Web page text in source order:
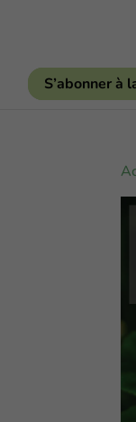
S’abonner à